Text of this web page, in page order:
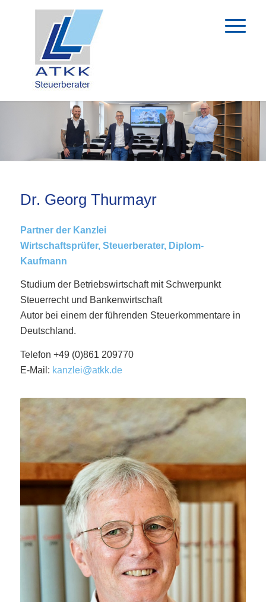
Dr. Georg Thurmayr
Partner der Kanzlei
Wirtschaftsprüfer, Steuerberater, Diplom-
Kaufmann
Studium der Betriebswirtschaft mit Schwerpunkt
Steuerrecht und Bankenwirtschaft
Autor bei einem der führenden Steuerkommentare in
Deutschland.
Telefon +49 (0)861 209770
E-Mail: kanzlei@atkk.de